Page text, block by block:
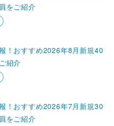
をご紹介
！おすすめ2026年8月新規40
紹介
！おすすめ2026年7月新規30
をご紹介